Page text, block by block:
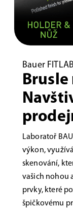
Bauer FITLAB
Brusle
Laboratoř
výkon,
skenování,
vašich nohou
prvky, které
špičkovému